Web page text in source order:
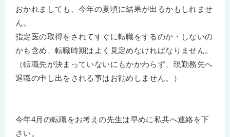
おかれましても、今年の夏頃に結果が出るかもしれませ
ん。
指定医の取得をされてすぐに転職をするのか・しないの
かも含め、転職時期はよく見定めなければなりません。
（転職先が決まっていないにもかかわらず、現勤務先へ
退職の申し出をされる事はお勧めしません。）
今年4月の転職をお考えの先生は早めに私共へ連絡を下
さい。